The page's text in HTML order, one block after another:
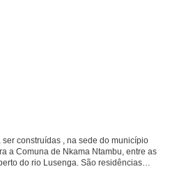
construídas , na sede do município
a Comuna de Nkama Ntambu, entre as
do rio Lusenga. São residências